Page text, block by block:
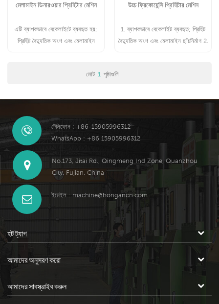
মেলামাইন ডিনারওয়ার প্রিহিটার মেশিন
এটি ব্যাপকভাবে বেকেলাইটে ব্যবহৃত হয়;
প্রিহিট বৈদ্যুতিক অংশ এবং মেলামাইন
উচ্চ ফ্রিকোয়েন্সি প্রিহিটার মেশিন
1. ব্যাপকভাবে বেকেলাইট ব্যবহৃত; প্রিহিট
বৈদ্যুতিক অংশ এবং মেলামাইন ছাঁচনির্মাণ 2.
মোট 1 পৃষ্ঠাগুলি
টেলিফোন : +86-15905996312
WhatsApp : +86 15905996312
No.173, Jitai Rd., Qingmeng Ind Zone, Quanzhou
City, Fujian, China
ইমেইল : machine@hongancn.com
হট ট্যাগ
আমাদের অনুসরণ করো
আমাদের সাবস্ক্রাইব করুন